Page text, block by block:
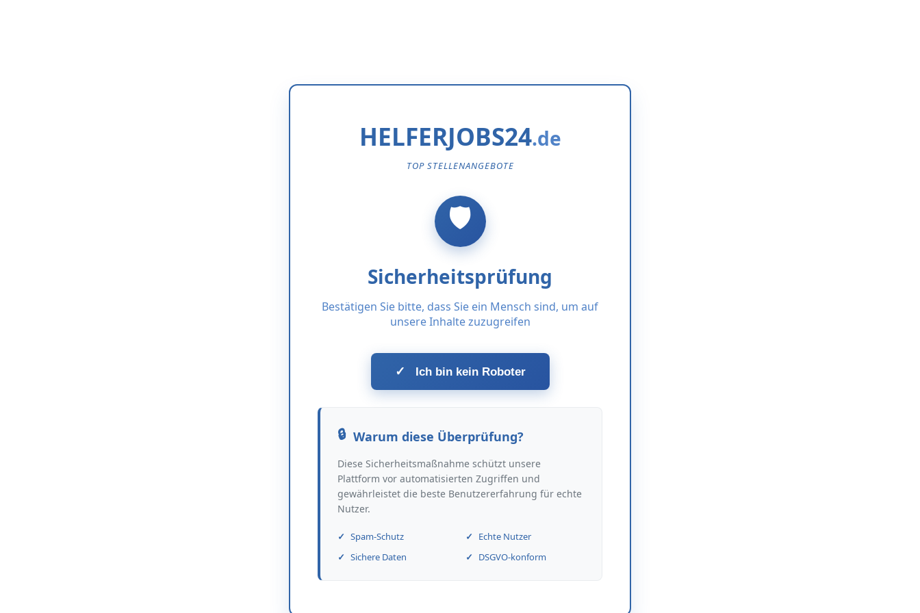
HELFERJOBS24
TOP STELLENANGEBOTE
Sicherheitsprüfung
Bestätigen Sie bitte, dass Sie ein Mensch sind, um auf
unsere Inhalte zuzugreifen
✓ Ich bin kein Roboter
Warum diese Überprüfung?
Diese Sicherheitsmaßnahme schützt unsere
Plattform vor automatisierten Zugriffen und
gewährleistet die beste Benutzererfahrung für echte
Nutzer.
Spam-Schutz
Echte Nutzer
Sichere Daten
DSGVO-konform